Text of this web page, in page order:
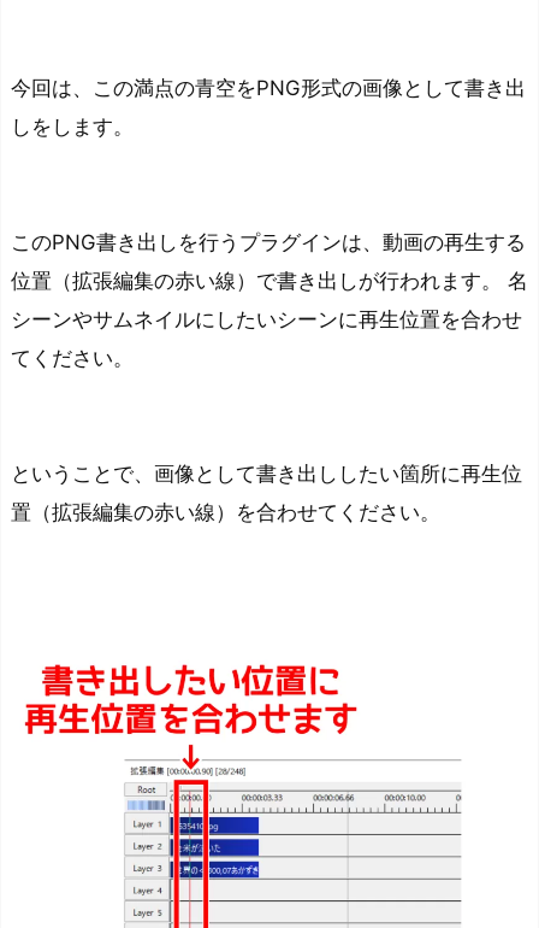
今回は、この満点の青空をPNG形式の画像として書き出
しをします。
このPNG書き出しを行うプラグインは、動画の再生する
位置（拡張編集の赤い線）で書き出しが行われます。 名
シーンやサムネイルにしたいシーンに再生位置を合わせ
てください。
ということで、画像として書き出ししたい箇所に再生位
置（拡張編集の赤い線）を合わせてください。